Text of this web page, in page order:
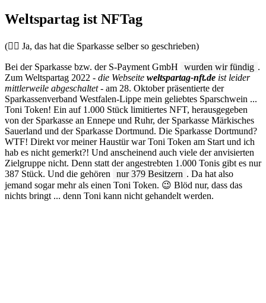
Weltspartag ist NFTag
(👆🏼 Ja, das hat die Sparkasse selber so geschrieben)
Bei der Sparkasse bzw. der S-Payment GmbH wurden wir fündig .
Zum Weltspartag 2022 - die Webseite weltspartag-nft.de ist leider
mittlerweile abgeschaltet- am 28. Oktober präsentierte der
Sparkassenverband Westfalen-Lippe mein geliebtes Sparschwein ...
Toni Token! Ein auf 1.000 Stück limitiertes NFT, herausgegeben
von der Sparkasse an Ennepe und Ruhr, der Sparkasse Märkisches
Sauerland und der Sparkasse Dortmund. Die Sparkasse Dortmund?
WTF! Direkt vor meiner Haustür war Toni Token am Start und ich
hab es nicht gemerkt?! Und anscheinend auch viele der anvisierten
Zielgruppe nicht. Denn statt der angestrebten 1.000 Tonis gibt es nur
387 Stück. Und die gehören
nur 379 Besitzern . Da hat also
jemand sogar mehr als einen Toni Token. 😉 Blöd nur, dass das
nichts bringt ... denn Toni kann nicht gehandelt werden.